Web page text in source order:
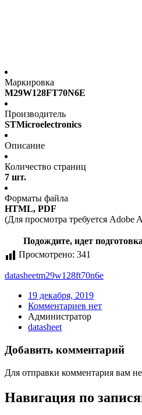
Маркировка
M29W128FT70N6E
Производитель
STMicroelectronics
Описание
Количество страниц
7 шт.
Форматы файла
HTML, PDF
(Для просмотра требуется Adobe
Подождите, идет
Просмотрено: 341
datasheetm29w128ft70n6e
19 декабря, 2019
Комментариев нет
Администратор
datasheet
Добавить комментарий
Для отправки комментария вам
Навигация по